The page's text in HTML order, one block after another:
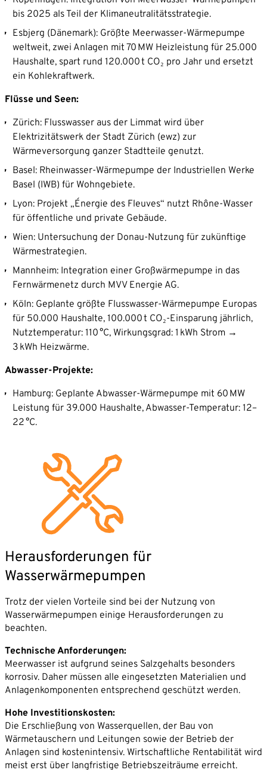
bis 2025 als Teil der Klimaneutralitätsstrategie.
Esbjerg (Dänemark): Größte Meerwasser-Wärmepumpe
weltweit, zwei Anlagen mit 70 MW Heizleistung für 25.000
Haushalte, spart rund 120.000 t CO₂ pro Jahr und ersetzt
ein Kohlekraftwerk.
Flüsse und Seen:
Zürich: Flusswasser aus der Limmat wird über
Elektrizitätswerk der Stadt Zürich (ewz) zur
Wärmeversorgung ganzer Stadtteile genutzt.
Basel: Rheinwasser-Wärmepumpe der Industriellen Werke
Basel (IWB) für Wohngebiete.
Lyon: Projekt „Énergie des Fleuves“ nutzt Rhône-Wasser
für öffentliche und private Gebäude.
Wien: Untersuchung der Donau-Nutzung für zukünftige
Wärmestrategien.
Mannheim: Integration einer Großwärmepumpe in das
Fernwärmenetz durch MVV Energie AG.
Köln: Geplante größte Flusswasser-Wärmepumpe Europas
für 50.000 Haushalte, 100.000 t CO₂-Einsparung jährlich,
Nutztemperatur: 110 °C, Wirkungsgrad: 1 kWh Strom →
3 kWh Heizwärme.
Abwasser-Projekte:
Hamburg: Geplante Abwasser-Wärmepumpe mit 60 MW
Leistung für 39.000 Haushalte, Abwasser-Temperatur: 12–
22 °C.
Herausforderungen für
Wasserwärmepumpen
Trotz der vielen Vorteile sind bei der Nutzung von
Wasserwärmepumpen einige Herausforderungen zu
beachten.
Technische Anforderungen:
Meerwasser ist aufgrund seines Salzgehalts besonders
korrosiv. Daher müssen alle eingesetzten Materialien und
Anlagenkomponenten entsprechend geschützt werden.
Hohe Investitionskosten:
Die Erschließung von Wasserquellen, der Bau von
Wärmetauschern und Leitungen sowie der Betrieb der
Anlagen sind kostenintensiv. Wirtschaftliche Rentabilität wird
meist erst über langfristige Betriebszeiträume erreicht.